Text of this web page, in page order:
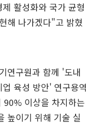
활성화와 국가 균형
해 나가겠다"고 밝혔
연구원과 함께 '도내
육성 방안' 연구용역
90% 이상을 차지하는
높이기 위해 기술 실